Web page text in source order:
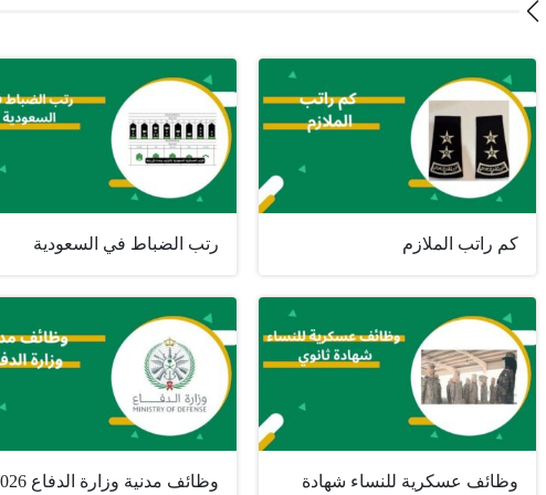
كم راتب الملازم رتب الضباط في السعودية
وظائف عسكرية للنساء شهادة وظائف مدنية وزارة الدفاع 2026